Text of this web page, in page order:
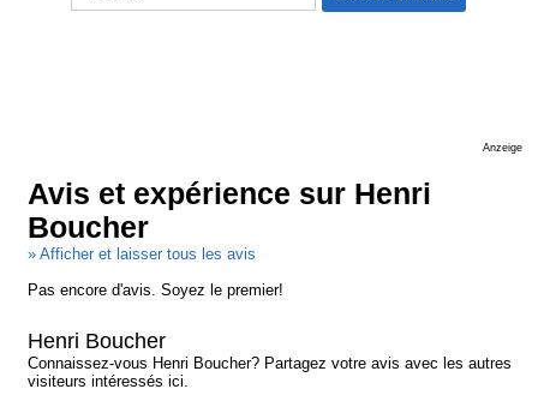
Anzeige
Avis et expérience sur Henri
Boucher
» Afficher et laisser tous les avis
Pas encore d'avis. Soyez le premier!
Henri Boucher
Connaissez-vous Henri Boucher? Partagez votre avis avec les autres
visiteurs intéressés ici.